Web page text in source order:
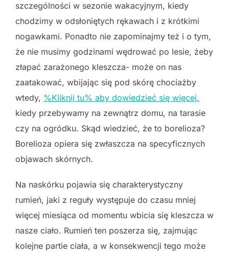
szczególności w sezonie wakacyjnym, kiedy
chodzimy w odsłoniętych rękawach i z krótkimi
nogawkami. Ponadto nie zapominajmy też i o tym,
że nie musimy godzinami wędrować po lesie, żeby
złapać zarażonego kleszcza- może on nas
zaatakować, wbijając się pod skórę chociażby
wtedy, %Kliknij tu% aby dowiedzieć się więcej.
kiedy przebywamy na zewnątrz domu, na tarasie
czy na ogródku. Skąd wiedzieć, że to borelioza?
Borelioza opiera się zwłaszcza na specyficznych
objawach skórnych.
Na naskórku pojawia się charakterystyczny
rumień, jaki z reguły występuje do czasu mniej
więcej miesiąca od momentu wbicia się kleszcza w
nasze ciało. Rumień ten poszerza się, zajmując
kolejne partie ciała, a w konsekwencji tego może